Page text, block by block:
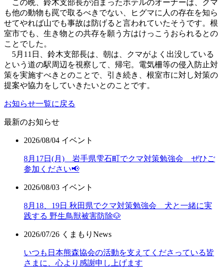
この晩、鈴木支部長が泊まったホテルのオーナーは、クマ
も他の動物も罠で取るべきでない、ヒグマに人の存在を知ら
せてやれば山でも事故は防げると言われていたそうです。根
室市でも、生き物との共存を願う方はけっこうおられるとの
ことでした。
5月11日、鈴木支部長は、朝は、クマがよく出没している
という道の駅周辺を視察して、帰宅。電気柵等の侵入防止対
策を実施すべきとのことで、引き続き、根室市に対し対策の
提案や協力をしていきたいとのことです。
お知らせ一覧に戻る
最新のお知らせ
2026/08/04 イベント
8月17日(月) 岩手県雫石町でクマ対策勉強会 ぜひご
参加ください📢
2026/08/03 イベント
8月18、19日 秋田県でクマ対策勉強会 犬と一緒に実
践する 野生鳥獣被害防除🐶
2026/07/26 くまもりNews
いつも日本熊森協会の活動を支えてくださっている皆
さまに、心より感謝申し上げます